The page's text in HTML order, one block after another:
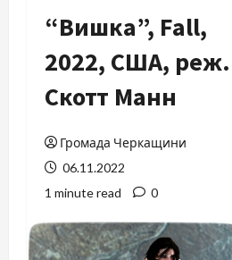
“Вишка”, Fall,
2022, США, реж.
Скотт Манн
Громада Черкащини
06.11.2022
1 minute read
0